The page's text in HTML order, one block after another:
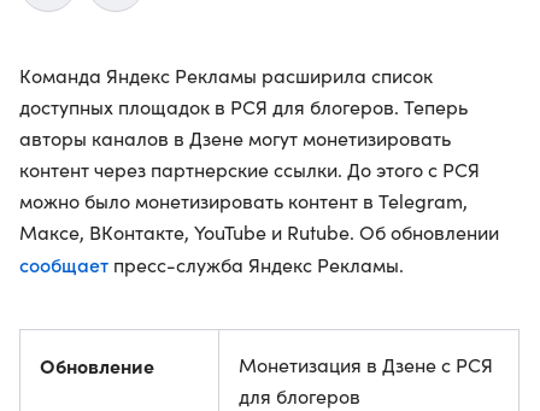
Команда Яндекс Рекламы расширила список
доступных площадок в РСЯ для блогеров. Теперь
авторы каналов в Дзене могут монетизировать
контент через партнерские ссылки. До этого с РСЯ
можно было монетизировать контент в Telegram,
Максе, ВКонтакте, YouTube и Rutube. Об обновлении
сообщает пресс-служба Яндекс Рекламы.
Обновление
Монетизация в Дзене с РСЯ
для блогеров